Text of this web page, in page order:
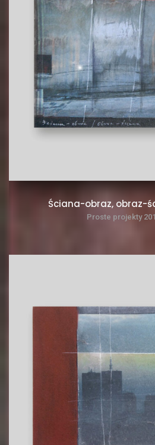
Ściana-obraz, obraz-
Proste projekty